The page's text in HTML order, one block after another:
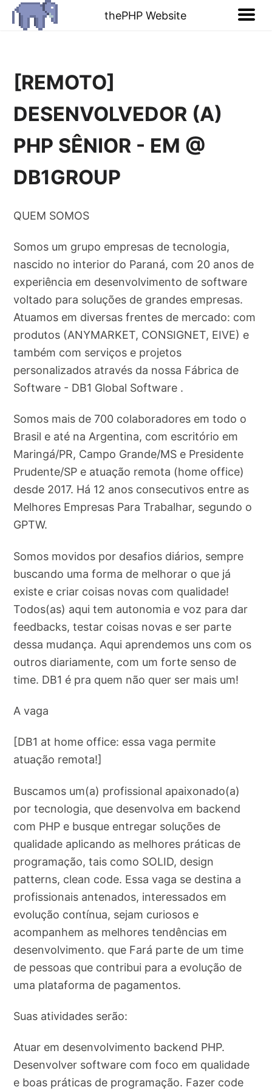
thePHP Website
[REMOTO]
DESENVOLVEDOR (A)
PHP SÊNIOR - EM @
DB1GROUP
QUEM SOMOS
Somos um grupo empresas de tecnologia,
nascido no interior do Paraná, com 20 anos de
experiência em desenvolvimento de software
voltado para soluções de grandes empresas.
Atuamos em diversas frentes de mercado: com
produtos (ANYMARKET, CONSIGNET, EIVE) e
também com serviços e projetos
personalizados através da nossa Fábrica de
Software - DB1 Global Software .
Somos mais de 700 colaboradores em todo o
Brasil e até na Argentina, com escritório em
Maringá/PR, Campo Grande/MS e Presidente
Prudente/SP e atuação remota (home office)
desde 2017. Há 12 anos consecutivos entre as
Melhores Empresas Para Trabalhar, segundo o
GPTW.
Somos movidos por desafios diários, sempre
buscando uma forma de melhorar o que já
existe e criar coisas novas com qualidade!
Todos(as) aqui tem autonomia e voz para dar
feedbacks, testar coisas novas e ser parte
dessa mudança. Aqui aprendemos uns com os
outros diariamente, com um forte senso de
time. DB1 é pra quem não quer ser mais um!
A vaga
[DB1 at home office: essa vaga permite
atuação remota!]
Buscamos um(a) profissional apaixonado(a)
por tecnologia, que desenvolva em backend
com PHP e busque entregar soluções de
qualidade aplicando as melhores práticas de
programação, tais como SOLID, design
patterns, clean code. Essa vaga se destina a
profissionais antenados, interessados em
evolução contínua, sejam curiosos e
acompanhem as melhores tendências em
desenvolvimento. que Fará parte de um time
de pessoas que contribui para a evolução de
uma plataforma de pagamentos.
Suas atividades serão:
Atuar em desenvolvimento backend PHP.
Desenvolver software com foco em qualidade
e boas práticas de programação. Fazer code